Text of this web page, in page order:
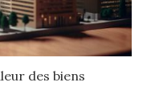
des biens